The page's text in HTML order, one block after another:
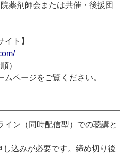
剤師会または共催・後援団
イト】
）
ページをご覧ください。
ン（同時配信型）での聴講と
込みが必要です。締め切り後